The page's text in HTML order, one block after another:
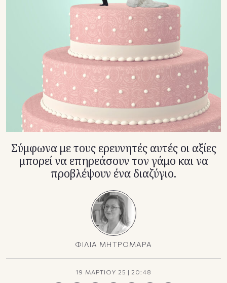
Σύμφωνα με τους ερευνητές αυτές οι αξίες
μπορεί να επηρεάσουν τον γάμο και να
προβλέψουν ένα διαζύγιο.
ΦΙΛΙΑ ΜΗΤΡΟΜΑΡΑ
19 ΜΑΡΤΙΟΥ 25 | 20:48